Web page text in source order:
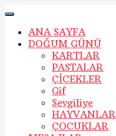
ANA SAYFA
DOĞUM GÜNÜ
KARTLAR
PASTALAR
ÇİÇEKLER
Gif
Sevgiliye
HAYVANLAR
ÇOCUKLAR